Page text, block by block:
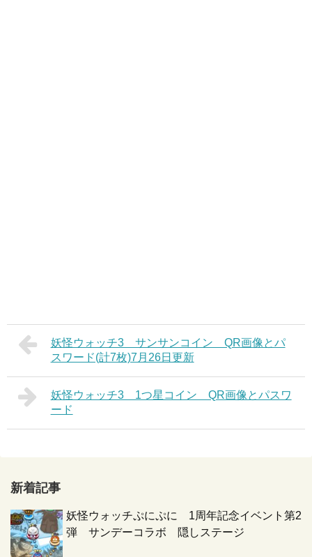
妖怪ウォッチ3 サンサンコイン QR画像とパ
スワード(計7枚)7月26日更新
妖怪ウォッチ3 1つ星コイン QR画像とパスワ
ード
新着記事
妖怪ウォッチぷにぷに 1周年記念イベント第2
弾 サンデーコラボ 隠しステージ